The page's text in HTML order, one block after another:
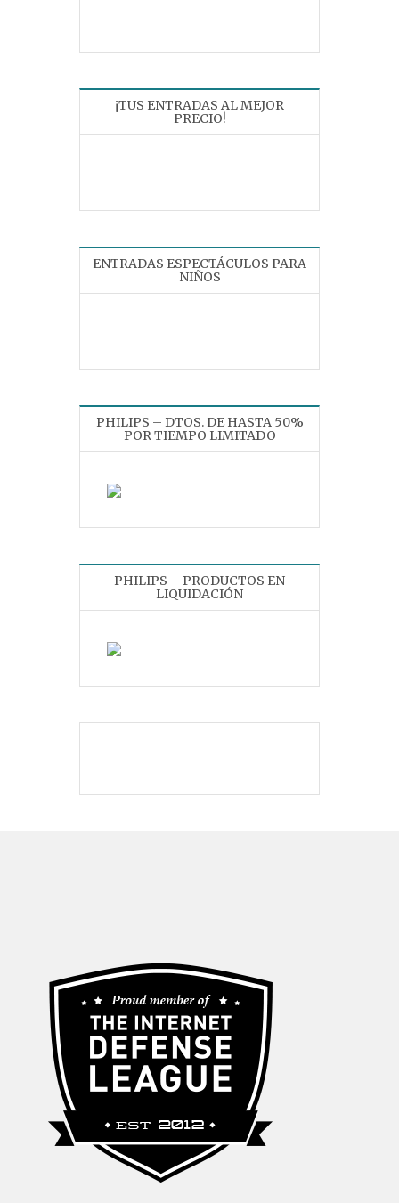
¡TUS ENTRADAS AL MEJOR
PRECIO!
ENTRADAS ESPECTÁCULOS PARA
NIÑOS
PHILIPS – DTOS. DE HASTA 50%
POR TIEMPO LIMITADO
PHILIPS – PRODUCTOS EN
LIQUIDACIÓN